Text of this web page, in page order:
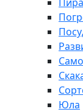
Юла